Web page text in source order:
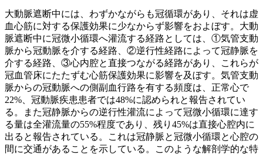
大動脈遮断中には、わずかながらも冠循環があり、それは虚
血心筋に対する保護効果に少なからず影響をおよぼす。大動
脈遮断中に冠微小循環へ灌流する経路としては、①気管支動
脈から冠動脈を介する経路、②逆行性経路によって冠静脈を
介する経路、③心内腔と直接つながる経路があり、これらが
冠血管床にたたずむ心筋保護効果に影響を及ぼす。気管支動
脈からの冠動脈への側副血行路を有する頻度は、正常心で
22%、冠動脈疾患患者では48%に認められと報告されてい
る。また冠静脈からの逆行性灌流によって冠微小循環に達す
る量は全灌流量の55%程度であり、残り45%は直接心腔内に
出ると報告されている。これは冠静脈と冠微小循環と心腔の
間に交通があることを示している。このような解剖学的な特